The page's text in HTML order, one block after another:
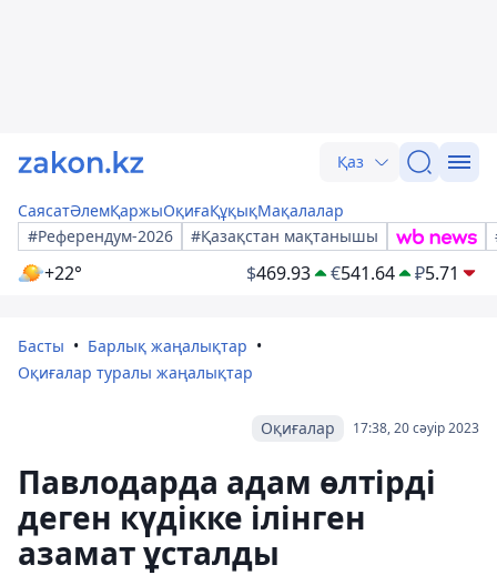
Қаз
СаясатӘлемҚаржыОқиғаҚұқықМақалалар
#Референдум-2026
#Қазақстан мақтанышы
+22° $469.93 €541.64 ₽5.71
Басты
Барлық жаңалықтар
Оқиғалар туралы жаңалықтар
17:38, 20 сәуір 2023
Оқиғалар
Павлодарда адам өлтірді
деген күдікке ілінген
азамат ұсталды